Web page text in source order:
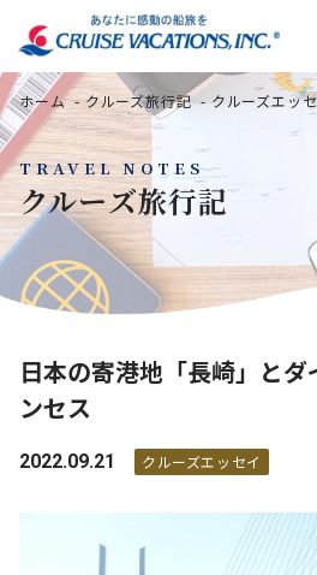
TRAVEL NOTES
クルーズ旅行記
ホーム -クルーズ旅行記 - クルーズエッ
日本の寄港地「長崎」とダ
ンセス
2022.09.21 クルーズエッセイ